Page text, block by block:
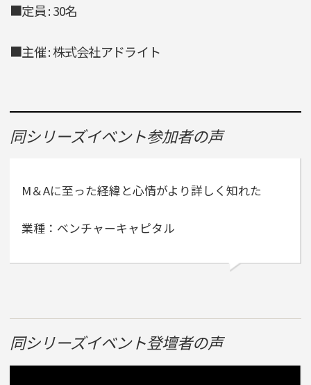
■定員 : 30名
■主催 : 株式会社アドライト
同シリーズイベント参加者の声
M＆Aに至った経緯と心情がより詳しく知れた
業種：ベンチャーキャピタル
同シリーズイベント登壇者の声